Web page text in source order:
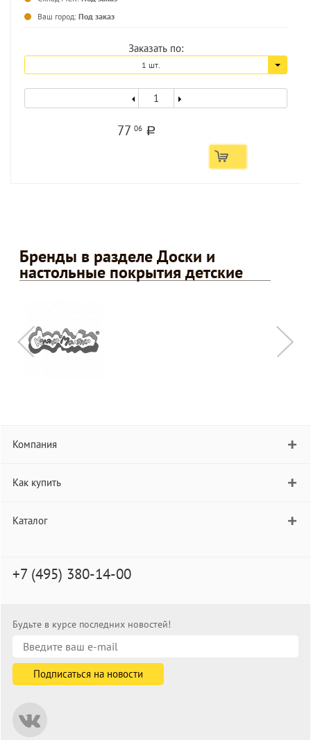
Ваш город: Под заказ
Заказать по:
1 шт.
77 06 a
Бренды в разделе Доски и
настольные покрытия детские
Компания
Как купить
Каталог
+7 (495) 380-14-00
Будьте в курсе последних новостей!